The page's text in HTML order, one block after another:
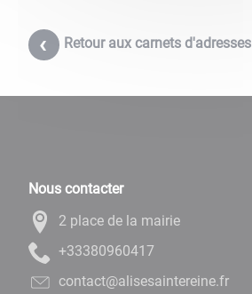
Retour aux carnets d'adresses
Nous contacter
2 place de la mairie
71406908333+
rf.enieretniasesila@tcatnoc